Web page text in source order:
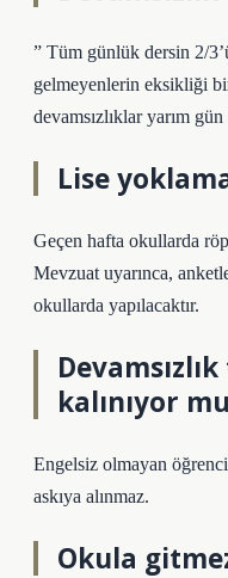
” Tüm günlük dersin 2/
gelmeyenlerin eksikliği
devamsızlıklar yarım gün
Lise
Geçen hafta okullarda
Mevzuat uyarınca,
okullarda yapılacaktır.
kalınıyor
Engelsiz olmayan
askıya alınmaz.
Okula